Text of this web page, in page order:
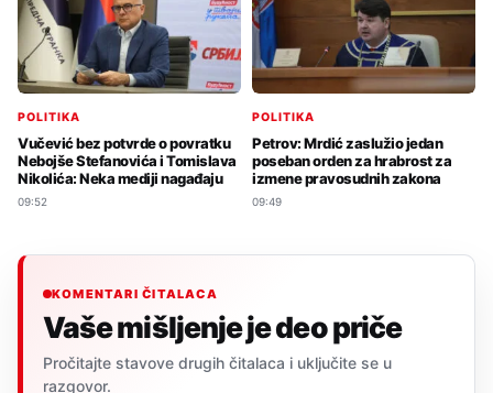
POLITIKA
Vučević bez potvrde o povratku
Nebojše Stefanovića i Tomislava
Nikolića: Neka mediji nagađaju
09:52
POLITIKA
Petrov: Mrdić zaslužio jedan
poseban orden za hrabrost za
izmene pravosudnih zakona
09:49
KOMENTARI ČITALACA
Vaše mišljenje je deo priče
Pročitajte stavove drugih čitalaca i uključite se u
razgovor.